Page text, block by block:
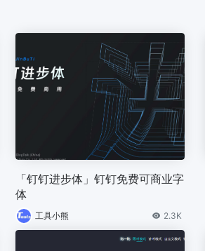
「钉钉进步体」钉钉免费可商业字
体
工具小熊 2.3K